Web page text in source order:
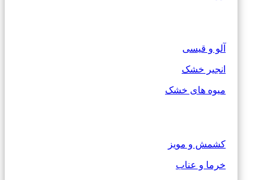
آلو و قیسی
انجیر خشک
میوه های خشک
کشمش و مویز
خرما و عناب